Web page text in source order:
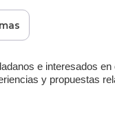
e interesados
y propuestas